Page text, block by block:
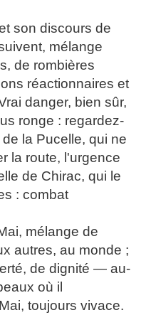
son discours de
mélange
de rombières
réactionnaires et
danger, bien sûr,
ronge : regardez-
la Pucelle, qui ne
la route, l'urgence
de Chirac, qui le
: combat
mélange de
autres, au monde ;
de dignité — au-
où il
toujours vivace.